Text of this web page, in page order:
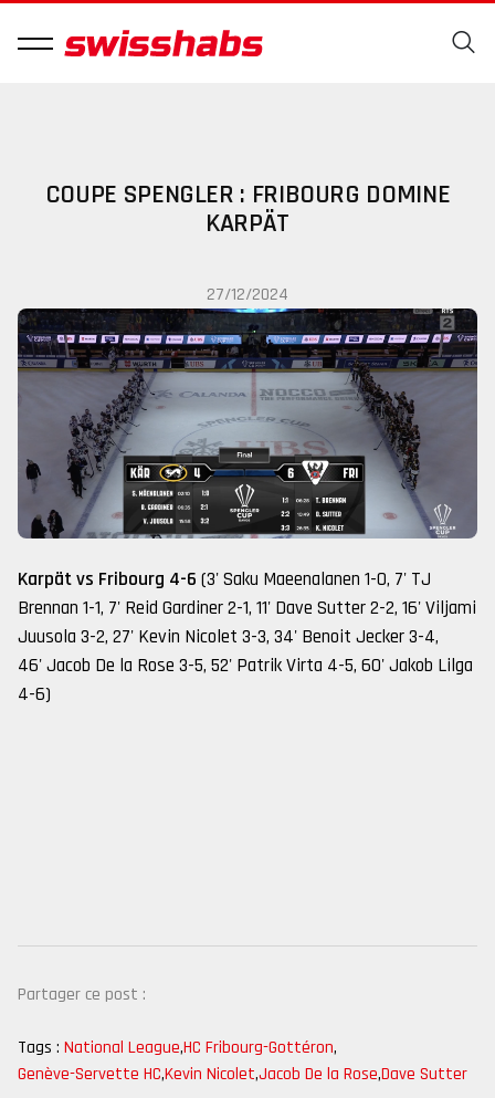
COUPE SPENGLER : FRIBOURG DOMINE
KARPÄT
27/12/2024
Karpät vs Fribourg 4-6 (3' Saku Maeenalanen 1-0, 7' TJ
Brennan 1-1, 7' Reid Gardiner 2-1, 11' Dave Sutter 2-2, 16' Viljami
Juusola 3-2, 27' Kevin Nicolet 3-3, 34' Benoit Jecker 3-4,
46' Jacob De la Rose 3-5, 52' Patrik Virta 4-5, 60' Jakob Lilga
4-6)
Partager ce post :
Tags : National League,HC Fribourg-Gottéron,
Genève-Servette HC,Kevin Nicolet,Jacob De la Rose,Dave Sutter